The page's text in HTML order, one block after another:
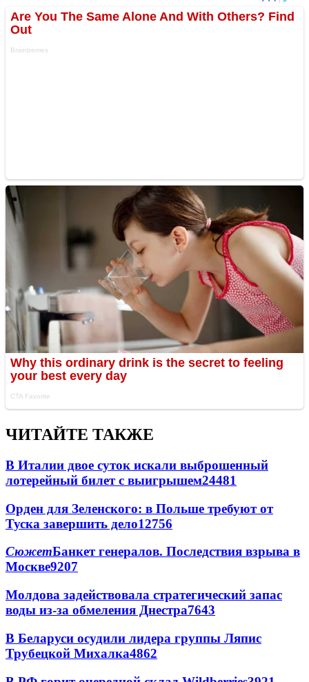
ЧИТАЙТЕ ТАКЖЕ
В Италии двое суток искали выброшенный
лотерейный билет с выигрышем24481
Орден для Зеленского: в Польше требуют от
Туска завершить дело12756
СюжетБанкет генералов. Последствия взрыва в
Москве9207
Молдова задействовала стратегический запас
воды из-за обмеления Днестра7643
В Беларуси осудили лидера группы Ляпис
Трубецкой Михалка4862